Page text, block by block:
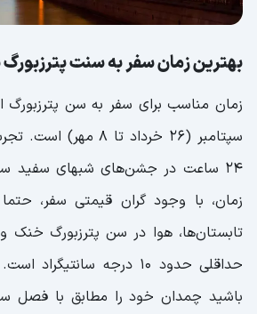
بهترین زمان سفر به سنت
زمان مناسب برای سفر به سن پترزبورگ
سپتامبر (۲۶ خرداد تا ۸
۲۴ ساعت در جشن‌های شبهای سفید
زمان، با وجود گران قیمتی سفر،
تابستان‌ها، هوا در سن پترزبورگ خنک
حداقلی حدود ۱۰ درجه
باشید چمدان خود را مطابق با فصل